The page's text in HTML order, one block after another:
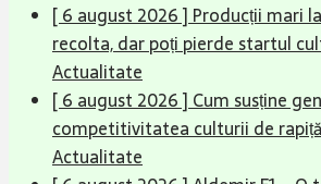
[ 6 august 2026 ] Producții mari
recolta, dar poți pierde startul
Actualitate
[ 6 august 2026 ] Cum susține
competitivitatea culturii de
Actualitate